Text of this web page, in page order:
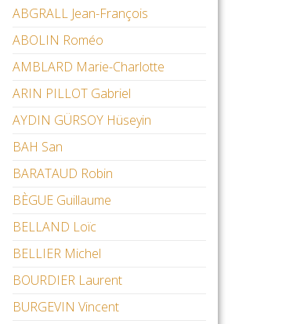
ABGRALL Jean-François
ABOLIN Roméo
AMBLARD Marie-Charlotte
ARIN PILLOT Gabriel
AYDIN GÜRSOY Hüseyin
BAH San
BARATAUD Robin
BÈGUE Guillaume
BELLAND Loïc
BELLIER Michel
BOURDIER Laurent
BURGEVIN Vincent